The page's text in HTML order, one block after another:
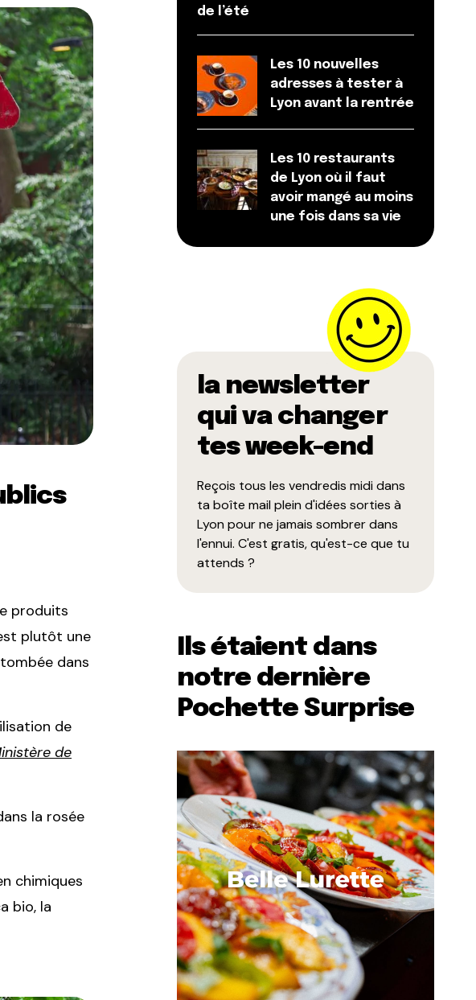
produits
plutôt une
dans
de
de
la rosée
chimiques
bio, la
de l’été
Les 10 nouvelles
adresses à tester à
Lyon avant la rentrée
Les 10 restaurants
de Lyon où il faut
avoir mangé au moins
une fois dans sa vie
la newsletter
qui va changer
tes week-end
Reçois tous les vendredis midi dans
ta boîte mail plein d'idées sorties à
Lyon pour ne jamais sombrer dans
l'ennui. C'est gratis, qu'est-ce que tu
attends ?
Ils étaient dans
notre dernière
Pochette Surprise